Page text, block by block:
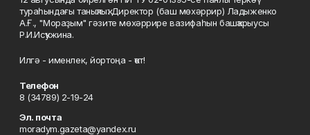
тураһындағы таныҡлыҡ. Директор (баш мөхәррир) Ладыженко
А.Ғ., "Мораҙым" гәзите мөхәррире вазифаһын башҡарыусы
Р.И.Исҡужина.
Илгә - именлек, йортоңа - ҡот!
Телефон
8 (34789) 2-19-24
Эл. почта
moradym.gazeta@yandex.ru